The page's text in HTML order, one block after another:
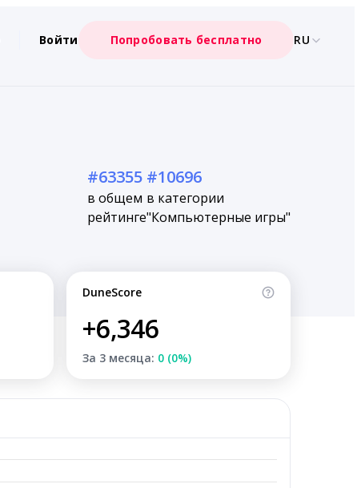
Войти Попробовать бесплатно RU
#63355
в общем
рейтинге
#10696
в категории
"Компьютерные игры"
DuneScore
+6,346
За 3 месяца: 0 (0%)